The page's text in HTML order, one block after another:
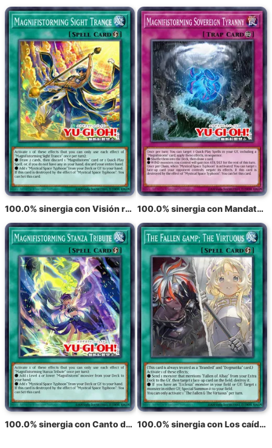
100.0% sinergia con Visión radiante del tifón 100.0% sinergia con Mandato de tifón radiante
100.0% sinergia con Canto del tifón radiante 100.0% sinergia con Los caídos y los virtuosos